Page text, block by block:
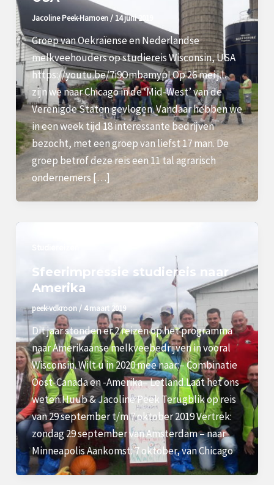
Jacoline Peek-Hamoen/14 juni 2019
Groep van Oekraïense en Nederlandse
melkveehouders op studiereis Wisconsin, USA
https://youtu.be/7i9OmbamypI Op 26 mei j.l.
zijn we naar Chicago in de ‘Mid-West’ van de
Verenigde Staten gevlogen. Vandaar hebben we
in een week tijd 18 interessante bedrijven
bezocht, met een groep van liefst 17 man. De
groep betrof deze reis een 11 tal agrarisch
ondernemers […]
Sfeerimpressie studiereis naar
Amerika
peek-vdkroon / 4 maart 2019
Dit jaar stonden er 2 reizen op het programma
naar Amerikaanse melkveebedrijven in vooral
Wisconsin. Wilt u in 2020 mee naar:– Combinatie
Oost-Canada en -Amerika– Letland.Laat het ons
weten.Huub & Jacoline Peek Terugblik op reis
van 29 september t/m 7 oktober 2019 Vertrek:
zondag 29 september van Amsterdam – naar
Minneapolis Aankomst: 7 oktober, van Chicago